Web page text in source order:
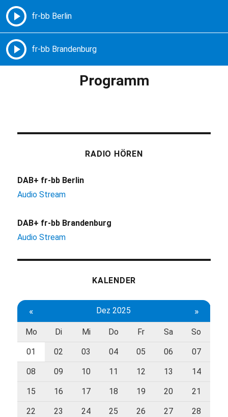
Freie Radios – Berlin Brandenburg
Programm
RADIO HÖREN
DAB+ fr-bb Berlin
Audio Stream
DAB+ fr-bb Brandenburg
Audio Stream
KALENDER
« Dez 2025 »
Mo Di Mi Do Fr Sa So
01 02 03 04 05 06 07
08 09 10 11 12 13 14
15 16 17 18 19 20 21
22 23 24 25 26 27 28